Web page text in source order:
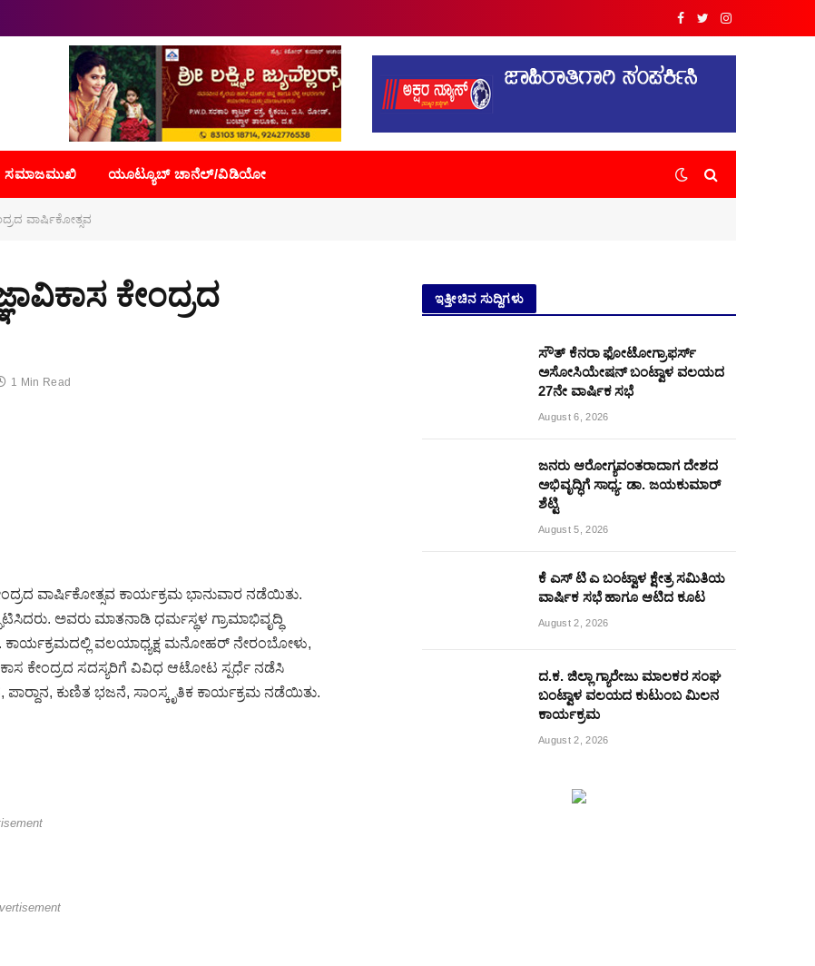
Facebook
TwitterInstagram
ಸಮಾಜಮುಖಿ ಯೂಟ್ಯೂಬ್ ಚಾನೆಲ್/ವಿಡಿಯೋ
ವಾರ್ಷಿಕೋತ್ಸವ
ಕೇಂದ್ರದ
1 Min Read
ವಾರ್ಷಿಕೋತ್ಸವ ಕಾರ್ಯಕ್ರಮ ಭಾನುವಾರ ನಡೆಯಿತು.
ಅವರು ಮಾತನಾಡಿ ಧರ್ಮಸ್ಥಳ ಗ್ರಾಮಾಭಿವೃದ್ಧಿ
ಕಾರ್ಯಕ್ರಮದಲ್ಲಿ ವಲಯಾಧ್ಯಕ್ಷ ಮನೋಹರ್ ನೇರಂಬೋಳು,
ಕೇಂದ್ರದ ಸದಸ್ಯರಿಗೆ ವಿವಿಧ ಆಟೋಟ ಸ್ಪರ್ಧೆ ನಡೆಸಿ
ಕುಣಿತ ಭಜನೆ, ಸಾಂಸ್ಕೃತಿಕ ಕಾರ್ಯಕ್ರಮ ನಡೆಯಿತು.
ಇತ್ತೀಚಿನ ಸುದ್ದಿಗಳು
ಸೌತ್ ಕೆನರಾ ಫೋಟೋಗ್ರಾಫರ್ಸ್
ಅಸೋಸಿಯೇಷನ್ ಬಂಟ್ವಾಳ ವಲಯದ
27ನೇ ವಾರ್ಷಿಕ ಸಭೆ
August 6, 2026
ಜನರು ಆರೋಗ್ಯವಂತರಾದಾಗ ದೇಶದ
ಅಭಿವೃದ್ಧಿಗೆ ಸಾಧ್ಯ: ಡಾ. ಜಯಕುಮಾರ್
ಶೆಟ್ಟಿ
August 5, 2026
ಕೆ ಎಸ್ ಟಿ ಎ ಬಂಟ್ವಾಳ ಕ್ಷೇತ್ರ ಸಮಿತಿಯ
ವಾರ್ಷಿಕ ಸಭೆ ಹಾಗೂ ಆಟಿದ ಕೂಟ
August 2, 2026
ದ.ಕ. ಜಿಲ್ಲಾ ಗ್ಯಾರೇಜು ಮಾಲಕರ ಸಂಘ
ಬಂಟ್ವಾಳ ವಲಯದ ಕುಟುಂಬ ಮಿಲನ
ಕಾರ್ಯಕ್ರಮ
August 2, 2026